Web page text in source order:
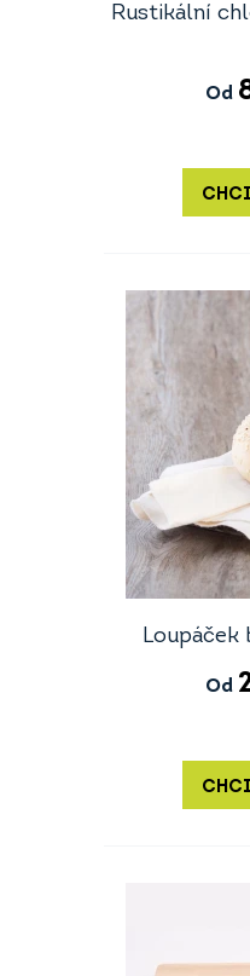
Rustikální
Od
Loupáček
Od